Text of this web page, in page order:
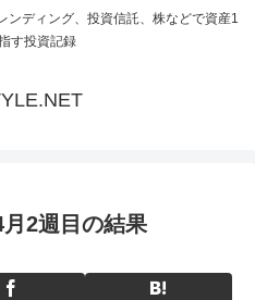
ンディング、投資信託、株などで資産1
す投資記録
2週目の結果